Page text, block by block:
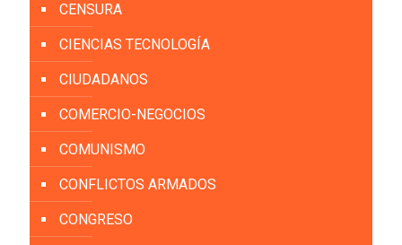
CENSURA
CIENCIAS TECNOLOGÍA
CIUDADANOS
COMERCIO-NEGOCIOS
COMUNISMO
CONFLICTOS ARMADOS
CONGRESO